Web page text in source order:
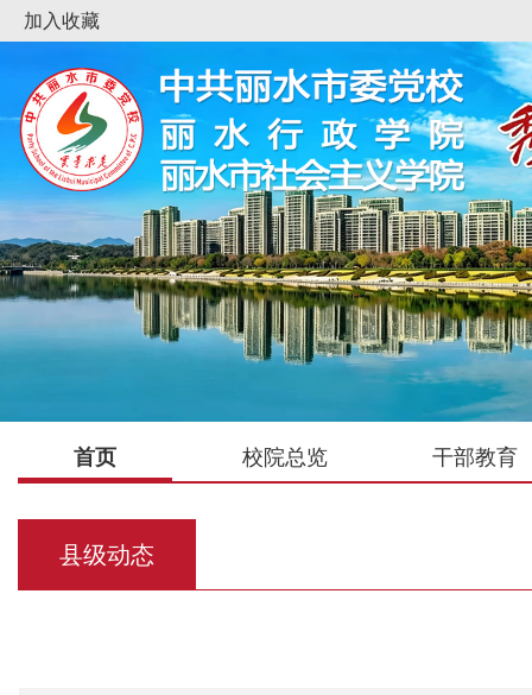
加入收藏
首页 校院总览 干部教育
县级动态